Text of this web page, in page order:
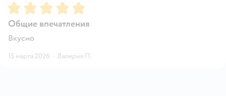
Рейтинг:5
Общие впечатления
Вкусно
15 марта 2026 · Валерия П.